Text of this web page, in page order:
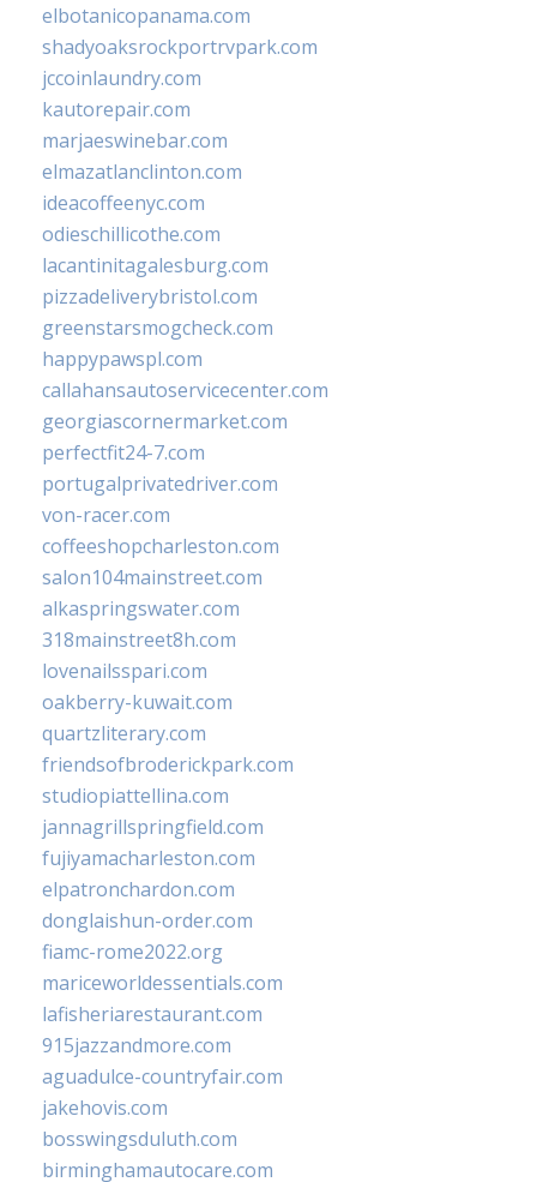
elbotanicopanama.com
shadyoaksrockportrvpark.com
jccoinlaundry.com
kautorepair.com
marjaeswinebar.com
elmazatlanclinton.com
ideacoffeenyc.com
odieschillicothe.com
lacantinitagalesburg.com
pizzadeliverybristol.com
greenstarsmogcheck.com
happypawspl.com
callahansautoservicecenter.com
georgiascornermarket.com
perfectfit24-7.com
portugalprivatedriver.com
von-racer.com
coffeeshopcharleston.com
salon104mainstreet.com
alkaspringswater.com
318mainstreet8h.com
lovenailsspari.com
oakberry-kuwait.com
quartzliterary.com
friendsofbroderickpark.com
studiopiattellina.com
jannagrillspringfield.com
fujiyamacharleston.com
elpatronchardon.com
donglaishun-order.com
fiamc-rome2022.org
mariceworldessentials.com
lafisheriarestaurant.com
915jazzandmore.com
aguadulce-countryfair.com
jakehovis.com
bosswingsduluth.com
birminghamautocare.com